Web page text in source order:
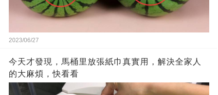
2023/06/27
今天才發現，馬桶里放張紙巾真實用，解決全家人
的大麻煩，快看看